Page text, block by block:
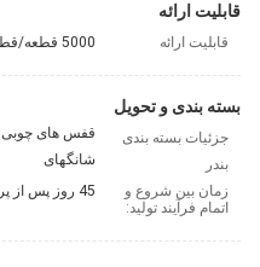
قابلیت ارائه
قابلیت ارائه 5000 قطعه/قطعه در ماه
بسته بندی و تحویل
جزئیات بسته بندی
قفس های چوبی
بندر
شانگهای
زمان بین شروع و
اتمام فرآیند تولید:
45 روز پس از پرداخت ارسال می شود